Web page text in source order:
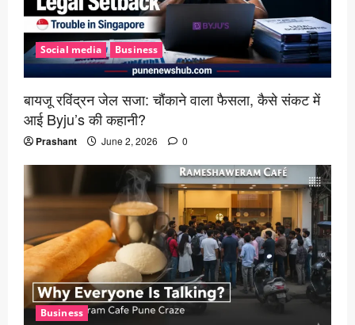
Social media Business
बायजू रविंद्रन जेल सजा: चौंकाने वाला फैसला, कैसे संकट में
आई Byju’s की कहानी?
Prashant June 2, 2026 0
Business